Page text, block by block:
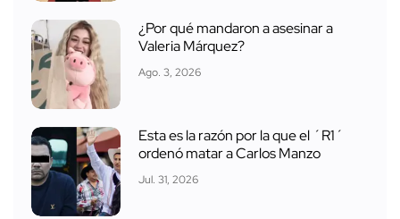
¿Por qué mandaron a asesinar a
Valeria Márquez?
Ago. 3, 2026
Esta es la razón por la que el ´R1´
ordenó matar a Carlos Manzo
Jul. 31, 2026